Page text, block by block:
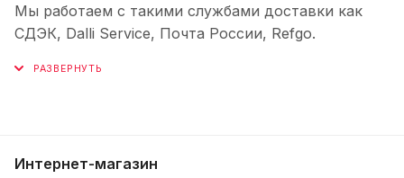
Мы работаем с такими службами доставки как
СДЭК, Dalli Service, Почта России, Refgo.
Интернет-магазин